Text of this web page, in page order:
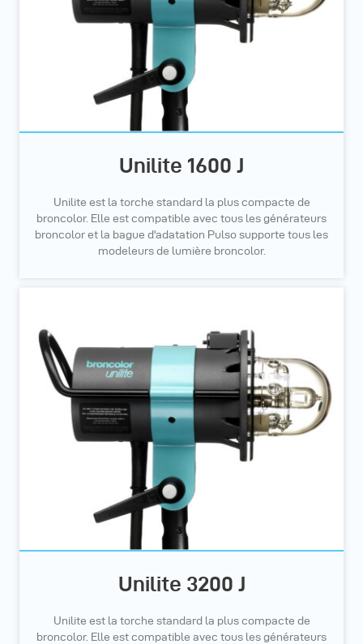
Unilite 1600 J
Unilite est la torche standard la plus compacte de
broncolor. Elle est compatible avec tous les générateurs
broncolor et la bague d'adatation Pulso supporte tous les
modeleurs de lumière broncolor.
Unilite 3200 J
Unilite est la torche standard la plus compacte de
broncolor. Elle est compatible avec tous les générateurs